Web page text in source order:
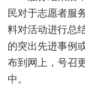
民对于志愿者服
料对活动进行总
的突出先进事例
布到网上，号召
中。